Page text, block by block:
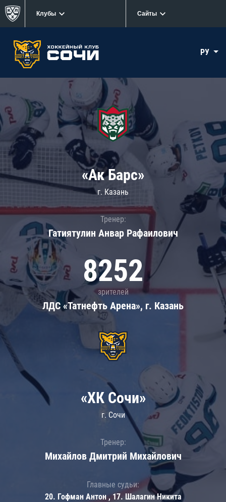
Клубы Сайты
РУ
«Ак Барс»
г. Казань
Тренер:
Гатиятулин Анвар Рафаилович
8252
зрителей
ЛДС «Татнефть Арена», г. Казань
«ХК Сочи»
г. Сочи
Тренер:
Михайлов Дмитрий Михайлович
Главные судьи:
20. Гофман Антон , 17. Шалагин Никита